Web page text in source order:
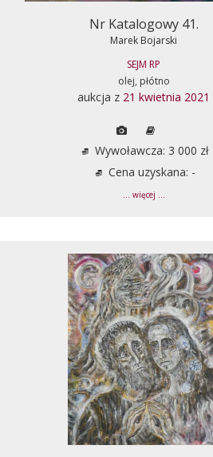
Nr Katalogowy 41.
Marek Bojarski
SEJM RP
olej, płótno
aukcja z 21 kwietnia 2021
Wywoławcza: 3 000 zł
Cena uzyskana: -
... więcej ...